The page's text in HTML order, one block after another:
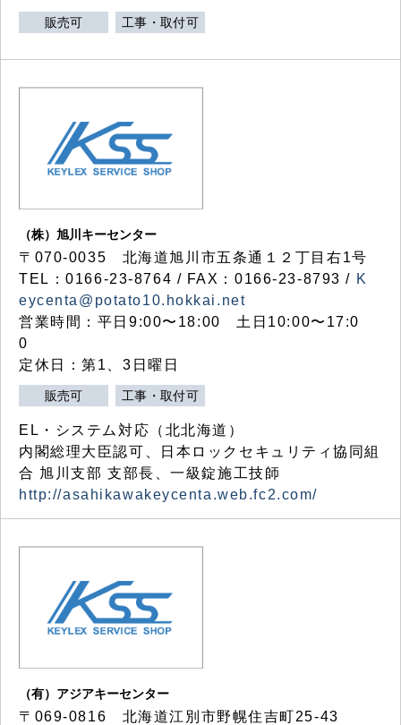
販売可 工事・取付可
（株）旭川キーセンター
〒070-0035 北海道旭川市五条通１２丁目右1号
TEL：0166-23-8764 / FAX：0166-23-8793 / K
eycenta@potato10.hokkai.net
営業時間：平日9:00〜18:00 土日10:00〜17:0
0
定休日：第1、3日曜日
販売可 工事・取付可
EL・システム対応（北北海道）
内閣総理大臣認可、日本ロックセキュリティ協同組
合 旭川支部 支部長、一級錠施工技師
http://asahikawakeycenta.web.fc2.com/
（有）アジアキーセンター
〒069-0816 北海道江別市野幌住吉町25-43